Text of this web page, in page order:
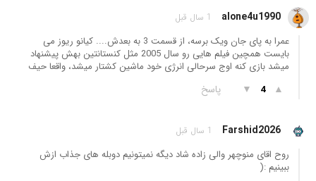
alone4u1990 1 سال قبل
عمرا به پای جان ویک برسه، از قسمت 3 به بعدش.... کیانو ریوز می
بایست همچین فیلم هایی رو سال 2005 مثل کنستانتین بهش پیشنهاد
میشد بازی کنه اوج سرحالی انرژی خود ماشین کشتار میشد، واقعا حیف
▲
4
▼ پاسخ
Farshid2026 1 سال قبل
روح اقای منوچهر والی زاده شاد دیگه نمیتونیم دوبله های جذاب ازش
ببینیم :(